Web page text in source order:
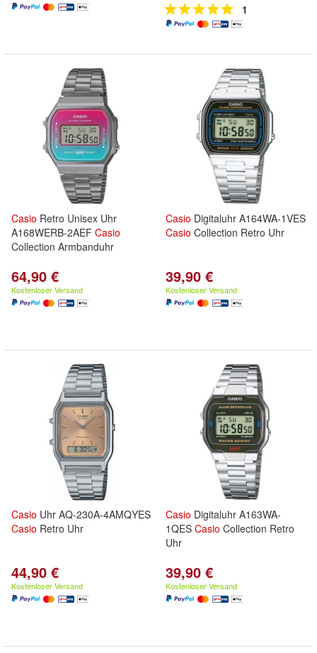
1
Casio Retro Unisex Uhr
A168WERB-2AEF Casio
Collection Armbanduhr
64,90 €
Kostenloser Versand
Casio Digitaluhr A164WA-1VES
Casio Collection Retro Uhr
39,90 €
Kostenloser Versand
Casio Uhr AQ-230A-4AMQYES
Casio Retro Uhr
44,90 €
Kostenloser Versand
Casio Digitaluhr A163WA-
1QES Casio Collection Retro
Uhr
39,90 €
Kostenloser Versand